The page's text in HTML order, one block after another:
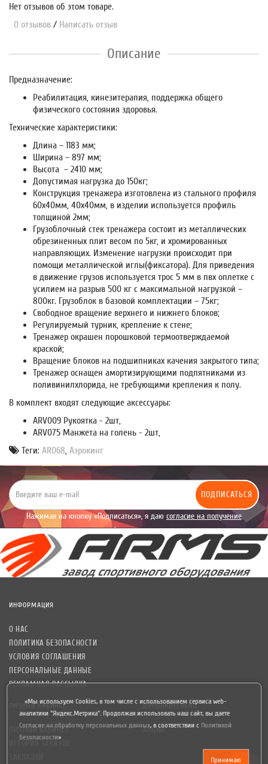
Нет отзывов об этом товаре.
0 отзывов / Написать отзыв
Описание
Предназначение:
Реабилитация, кинезитерапия, поддержка общего
физического состояния здоровья.
Технические характеристики:
Длина – 1183 мм;
Ширина – 897 мм;
Высота – 2410 мм;
Допустимая нагрузка до 150кг;
Конструкция тренажера изготовлена из стального профиля
60х40мм, 40х40мм, в изделии используется профиль
толщиной 2мм;
Грузоблочный стек тренажера состоит из металлических
обрезиненных плит весом по 5кг, и хромированных
направляющих. Изменение нагрузки происходит при
помощи металлической иглы(фиксатора). Для приведения
в движение грузов используется трос 5 мм в пвх оплетке с
усилием на разрыв 500 кг с максимальной нагрузкой –
800кг. Грузоблок в базовой комплектации – 75кг;
Свободное вращение верхнего и нижнего блоков;
Регулируемый турник, крепление к стене;
Тренажер окрашен порошковой термоотверждаемой
краской;
Вращение блоков на подшипниках качения закрытого типа;
Тренажер оснащен амортизирующими подпятниками из
поливинилхлорида, не требующими крепления к полу.
В комплект входят следующие аксессуары:
ARV009 Рукоятка - 2шт,
ARV075 Манжета на голень - 2шт,
Теги: AR068, Аэрокинг
ПОДПИСАТЬСЯ
Нажимая на кнопку «Подписаться», я даю согласие на получение
уведомлений рекламного характера.
ИНФОРМАЦИЯ
О НАС
ПОЛИТИКА БЕЗОПАСНОСТИ
УСЛОВИЯ СОГЛАШЕНИЯ
ПЕРСОНАЛЬНЫЕ ДАННЫЕ
РЕКЛАМНАЯ РАССЫЛКА
ЛИЧНЫЙ КАБИНЕТ
ЛИЧНЫЙ КАБИНЕТ
ДОПОЛНИТЕЛЬНО
АКЦИИ
«Мы используем Cookies, в том числе с использованием сервиса web-
аналитики "Яндекс.Метрика". Продолжая использовать наш сайт, вы даете
Согласие на обработку персональных данных,в соответствии с Политикой
Безопасности»
Принимаю